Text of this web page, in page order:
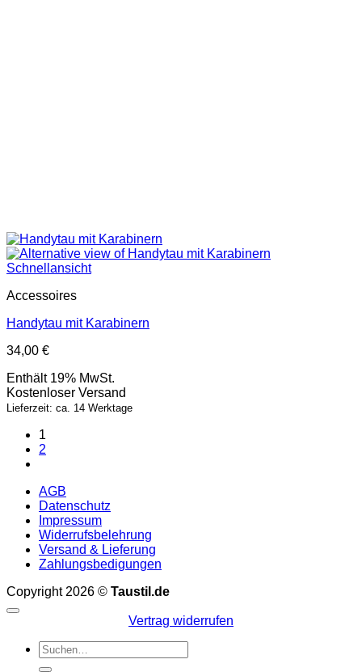
Schnellansicht
Accessoires
Handytau mit Karabinern
34,00 €
Enthält 19% MwSt.
Kostenloser Versand
Lieferzeit: ca. 14 Werktage
1
2
AGB
Datenschutz
Impressum
Widerrufsbelehrung
Versand & Lieferung
Zahlungsbedigungen
Copyright 2026 © Taustil.de
Vertrag widerrufen
Suchen
nach: